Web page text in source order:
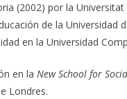
(2002) por la
de la Universidad
en la Universidad
en la New School for
Londres.